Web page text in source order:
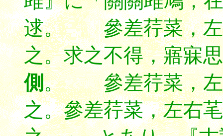
逑。 參差荇菜，左
之。求之不得，寤寐
側。 參差荇菜，左
之。參差荇菜，左右